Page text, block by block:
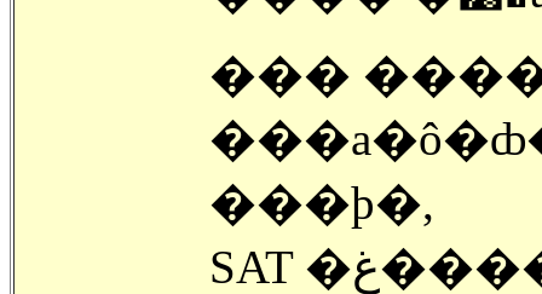
���
���ϸ�,
SAT �غ�������� ġ��� �ִ� PSAT